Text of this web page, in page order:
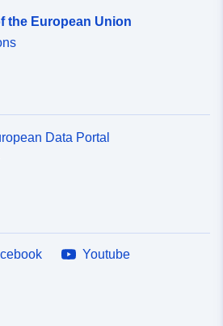
the European Union
Data Portal
Youtube